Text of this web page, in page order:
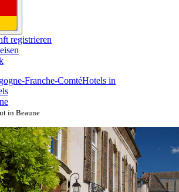
registrieren
Franche-ComtéHotels in
in Beaune